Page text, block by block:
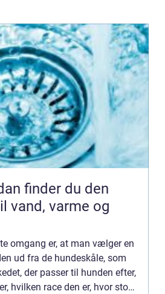
vand, varme og
omgang er, at man vælger en
ud fra de hundeskåle, som
der passer til hunden efter,
hvilken race den er, hvor stor